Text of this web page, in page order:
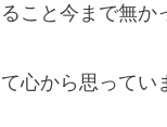
こと今まで無か
心から思って